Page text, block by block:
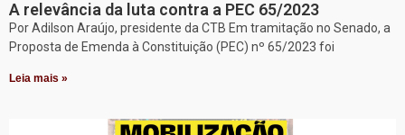
A relevância da luta contra a PEC 65/2023
Por Adilson Araújo, presidente da CTB Em tramitação no Senado, a
Proposta de Emenda à Constituição (PEC) nº 65/2023 foi
Leia mais »